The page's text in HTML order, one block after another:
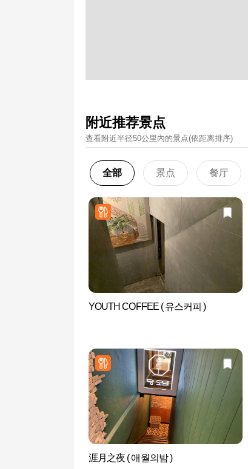
附近推荐景点
查看附近半径50公里內的景点(依距离排序)
全部 景点 餐厅
YOUTH COFFEE ( 유스커피 )
涯月之夜 ( 애월의밤 )